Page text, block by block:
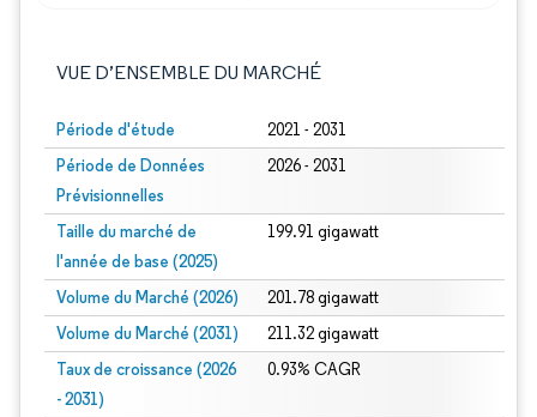
VUE D’ENSEMBLE DU MARCHÉ
Période d'étude 2021 - 2031
Période de Données
Prévisionnelles
2026 - 2031
Taille du marché de
l'année de base (2025)
199.91 gigawatt
Volume du Marché (2026) 201.78 gigawatt
Volume du Marché (2031) 211.32 gigawatt
Taux de croissance (2026
- 2031)
0.93% CAGR